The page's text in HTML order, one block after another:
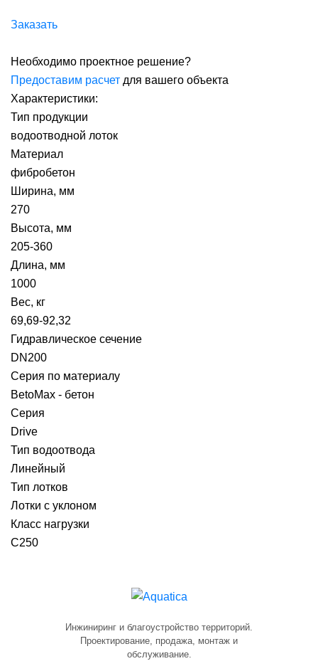
Заказать
Необходимо проектное решение?
Предоставим расчет для вашего объекта
Характеристики:
Тип продукции
водоотводной лоток
Материал
фибробетон
Ширина, мм
270
Высота, мм
205-360
Длина, мм
1000
Вес, кг
69,69-92,32
Гидравлическое сечение
DN200
Серия по материалу
BetoMax - бетон
Серия
Drive
Тип водоотвода
Линейный
Тип лотков
Лотки с уклоном
Класс нагрузки
C250
Инжиниринг и благоустройство территорий.
Проектирование, продажа, монтаж и
обслуживание.